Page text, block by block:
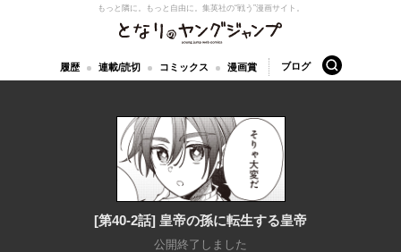
となりのヤングジャンプ
もっと隣に。もっと自由に。 集英社の“戦う”漫画サイト。
履歴 連載/読切 コミックス 漫画賞 ブログ 検索
[第40-2話] 皇帝の孫に転生する皇帝
公開終了しました